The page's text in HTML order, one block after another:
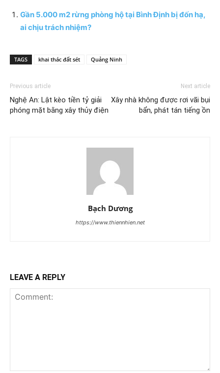
Gần 5.000 m2 rừng phòng hộ tại Bình Định bị đốn hạ,
ai chịu trách nhiệm?
TAGS khai thác đất sét Quảng Ninh
Previous article
Nghệ An: Lật kèo tiền tỷ giải
phóng mặt bằng xây thủy điện
Next article
Xây nhà không được rơi vãi bụi
bẩn, phát tán tiếng ồn
Bạch Dương
https://www.thiennhien.net
LEAVE A REPLY